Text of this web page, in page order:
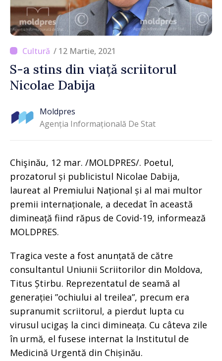
/ 12 Martie, 2021
S-a stins din viață scriitorul
Nicolae Dabija
Moldpres
Agenția Informațională De Stat
Chişinău, 12 mar. /MOLDPRES/. Poetul,
prozatorul și publicistul Nicolae Dabija,
laureat al Premiului Național și al mai multor
premii internaționale, a decedat în această
dimineață fiind răpus de Covid-19, informează
MOLDPRES.
Tragica veste a fost anunțată de către
consultantul Uniunii Scriitorilor din Moldova,
Titus Știrbu. Reprezentatul de seamă al
generației ”ochiului al treilea”, precum era
supranumit scriitorul, a pierdut lupta cu
virusul ucigaș la cinci dimineața. Cu câteva zile
în urmă, el fusese internat la Institutul de
Medicină Urgentă din Chișinău.